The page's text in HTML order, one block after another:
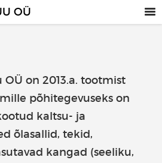
OÜ
OÜ on 2013.a. tootmist
põhitegevuseks on
kaltsu- ja
õlasallid, tekid,
kangad (seeliku,